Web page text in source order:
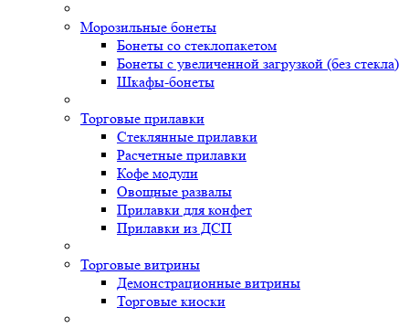
Морозильные бонеты
Бонеты со стеклопакетом
Бонеты с увеличенной загрузкой (без стекла)
Шкафы-бонеты
Торговые прилавки
Стеклянные прилавки
Расчетные прилавки
Кофе модули
Овощные развалы
Прилавки для конфет
Прилавки из ДСП
Торговые витрины
Демонстрационные витрины
Торговые киоски